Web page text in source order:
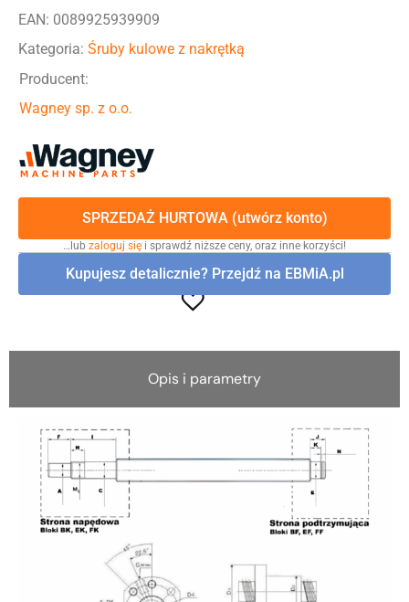
EAN: 0089925939909
Kategoria: Śruby kulowe z nakrętką
Producent:
Wagney sp. z o.o.
SPRZEDAŻ HURTOWA (utwórz konto)
…lub zaloguj się i sprawdź niższe ceny, oraz inne korzyści!
Kupujesz detalicznie? Przejdź na EBMiA.pl
Opis i parametry